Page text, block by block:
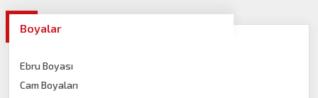
Boyalar
Ebru Boyası
Cam Boyaları